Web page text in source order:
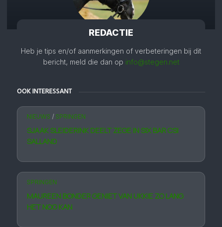
REDACTIE
Heb je tips en/of aanmerkingen of verbeteringen bij dit
bericht, meld die dan op info@stegen.net
OOK INTERESSANT
NIEUWS / SPRINGEN
SJAAK SLEIDERINK DEELT ZEGE IN SIX BAR CSI
SALLAND
SPRINGEN
MAUREEN BONDER GENIET VAN UKKIE ZO LANG
HET NOG KAN